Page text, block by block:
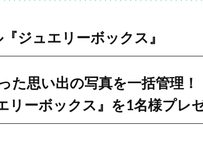
ジュエリーボックス』
た思い出の写真を一括管理！
リーボックス』を1名様プレ